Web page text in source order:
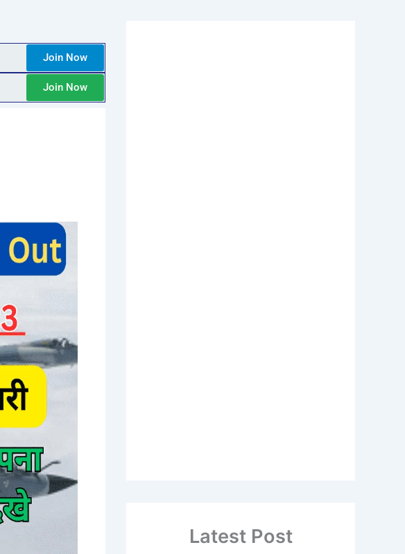
Join Now
Join Now
Latest Post